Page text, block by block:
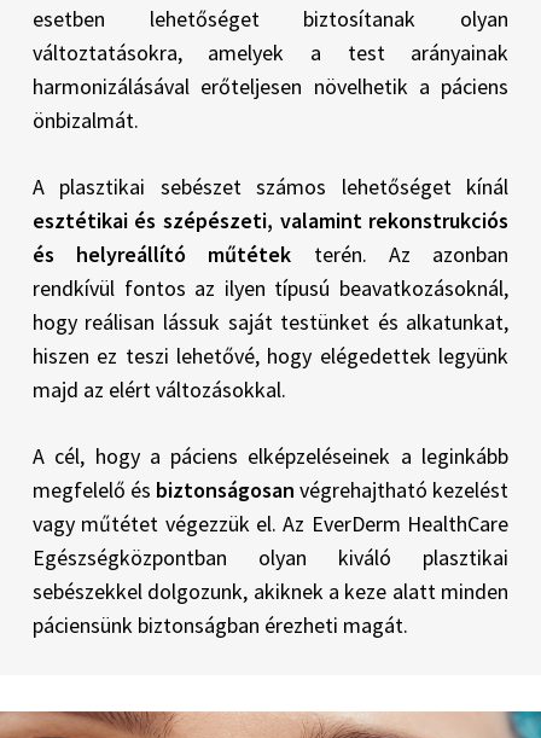
esetben lehetőséget biztosítanak olyan
változtatásokra, amelyek a test arányainak
harmonizálásával erőteljesen növelhetik a páciens
önbizalmát.
A plasztikai sebészet számos lehetőséget kínál
esztétikai és szépészeti, valamint rekonstrukciós
és helyreállító műtétek terén. Az azonban
rendkívül fontos az ilyen típusú beavatkozásoknál,
hogy reálisan lássuk saját testünket és alkatunkat,
hiszen ez teszi lehetővé, hogy elégedettek legyünk
majd az elért változásokkal.
A cél, hogy a páciens elképzeléseinek a leginkább
megfelelő és biztonságosan végrehajtható kezelést
vagy műtétet végezzük el. Az EverDerm HealthCare
Egészségközpontban olyan kiváló plasztikai
sebészekkel dolgozunk, akiknek a keze alatt minden
páciensünk biztonságban érezheti magát.